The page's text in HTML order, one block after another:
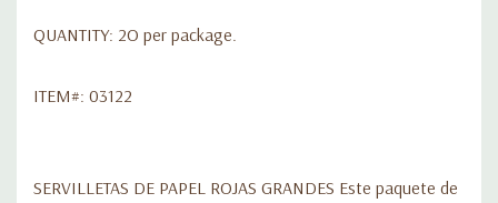
QUANTITY: 2O per package.
ITEM#: 03122
SERVILLETAS DE PAPEL ROJAS GRANDES Este paquete de